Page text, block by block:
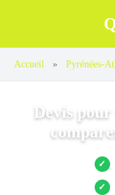
Accueil » Pyrénées-
Devis pour
✓
✓